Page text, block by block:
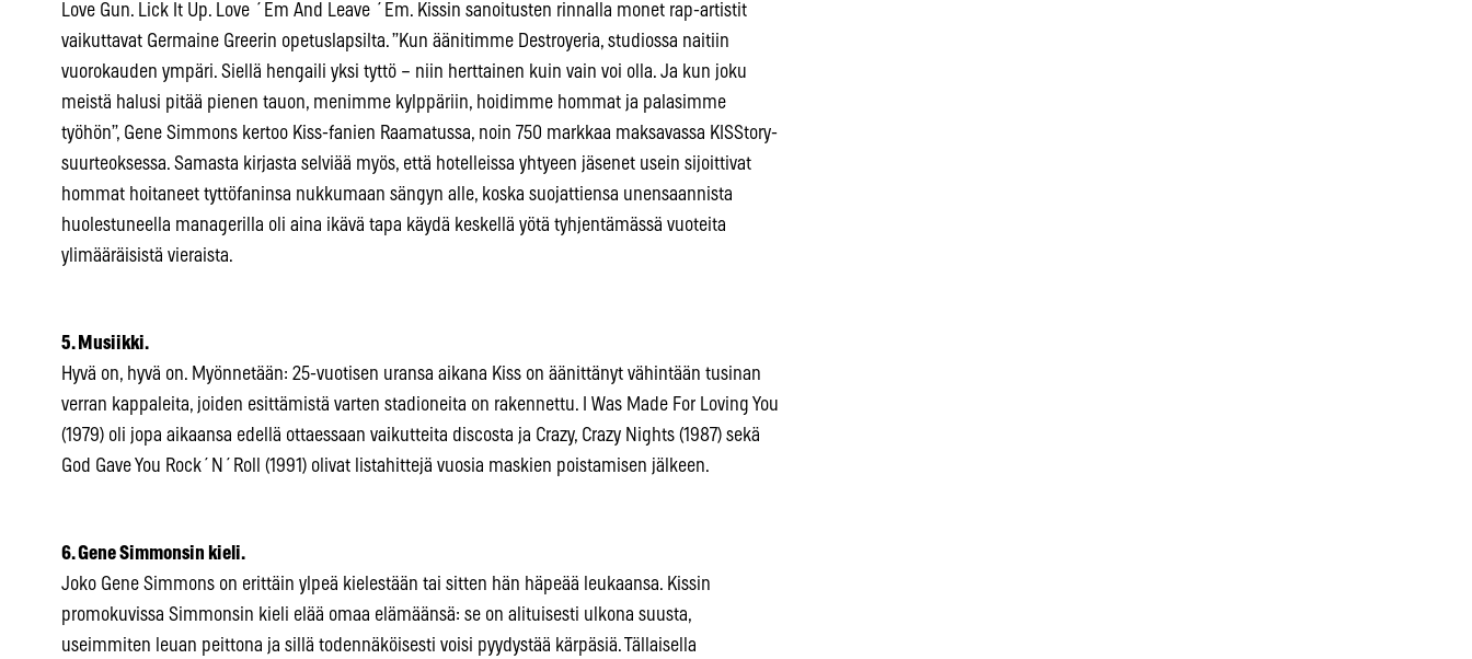
Love Gun. Lick It Up. Love ´Em And Leave ´Em. Kissin sanoitusten rinnalla monet rap-artistit
vaikuttavat Germaine Greerin opetuslapsilta. ”Kun äänitimme Destroyeria, studiossa naitiin
vuorokauden ympäri. Siellä hengaili yksi tyttö – niin herttainen kuin vain voi olla. Ja kun joku
meistä halusi pitää pienen tauon, menimme kylppäriin, hoidimme hommat ja palasimme
työhön”, Gene Simmons kertoo Kiss-fanien Raamatussa, noin 750 markkaa maksavassa KISStory-
suurteoksessa. Samasta kirjasta selviää myös, että hotelleissa yhtyeen jäsenet usein sijoittivat
hommat hoitaneet tyttöfaninsa nukkumaan sängyn alle, koska suojattiensa unensaannista
huolestuneella managerilla oli aina ikävä tapa käydä keskellä yötä tyhjentämässä vuoteita
ylimääräisistä vieraista.
5. Musiikki.
Hyvä on, hyvä on. Myönnetään: 25-vuotisen uransa aikana Kiss on äänittänyt vähintään tusinan
verran kappaleita, joiden esittämistä varten stadioneita on rakennettu. I Was Made For Loving You
(1979) oli jopa aikaansa edellä ottaessaan vaikutteita discosta ja Crazy, Crazy Nights (1987) sekä
God Gave You Rock´N´Roll (1991) olivat listahittejä vuosia maskien poistamisen jälkeen.
6. Gene Simmonsin kieli.
Joko Gene Simmons on erittäin ylpeä kielestään tai sitten hän häpeää leukaansa. Kissin
promokuvissa Simmonsin kieli elää omaa elämäänsä: se on alituisesti ulkona suusta,
useimmiten leuan peittona ja sillä todennäköisesti voisi pyydystää kärpäsiä. Tällaisella